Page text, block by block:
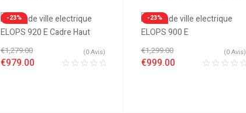
Electrique
-23%
€1,279.00
€979.00
(0 Avis)
Electrique
-23%
€1,299.00
€999.00
(0 Avis)